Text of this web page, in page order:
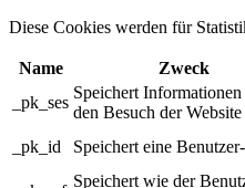
Diese Cookies werden für
Name Zweck
_pk_ses
Speichert Informationen
den Besuch der Website
_pk_id Speichert eine
Speichert wie der